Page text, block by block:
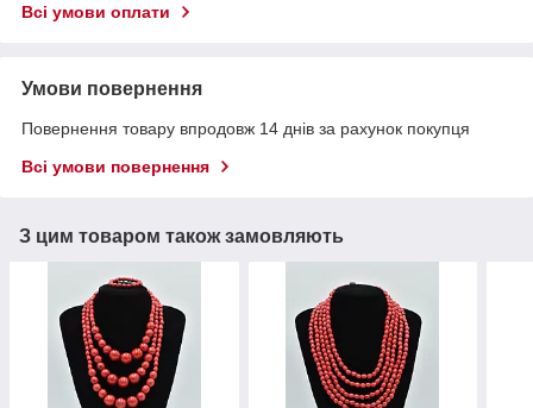
Всі умови оплати
Умови повернення
Повернення товару впродовж 14 днів за рахунок покупця
Всі умови повернення
З цим товаром також замовляють